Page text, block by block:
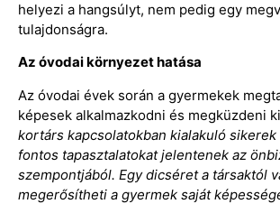
helyezi a hangsúlyt, nem pedig egy
tulajdonságra.
Az óvodai környezet hatása
Az óvodai évek során a gyermekek
képesek alkalmazkodni és megküzdeni
kortárs kapcsolatokban kialakuló
fontos tapasztalatokat jelentenek az
szempontjából. Egy dicséret a társaktól
megerősítheti a gyermek saját